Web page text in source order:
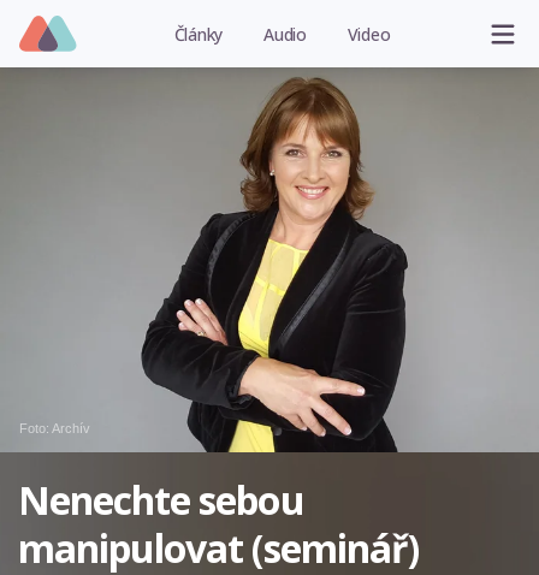
Články Audio Video
Foto: Archív
Nenechte sebou
manipulovat (seminář)